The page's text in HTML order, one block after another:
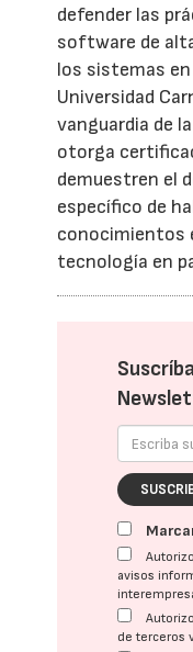
defender las
software de
los sistemas en
Universidad
vanguardia de
otorga
demuestren el
específico de
conocimientos
tecnología en
avisos
de terceros